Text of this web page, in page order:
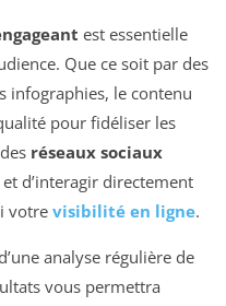
est essentielle
Que ce soit par des
infographies, le contenu
pour fidéliser les
réseaux sociaux
d’interagir directement
votre visibilité en ligne.
analyse régulière de
vous permettra